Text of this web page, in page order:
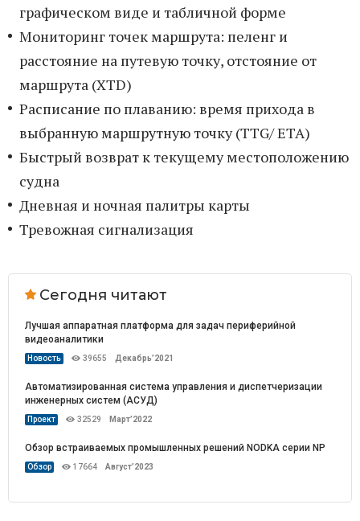
графическом виде и табличной форме
Мониторинг точек маршрута: пеленг и
расстояние на путевую точку, отстояние от
маршрута (XTD)
Расписание по плаванию: время прихода в
выбранную маршрутную точку (TTG/ ЕТА)
Быстрый возврат к текущему местоположению
судна
Дневная и ночная палитры карты
Тревожная сигнализация
Сегодня читают
Лучшая аппаратная платформа для задач периферийной
видеоаналитики
Новость 39655 Декабрь’2021
Автоматизированная система управления и диспетчеризации
инженерных систем (АСУД)
Проект 32529 Март’2022
Обзор встраиваемых промышленных решений NODKA серии NP
Обзор 17664 Август’2023